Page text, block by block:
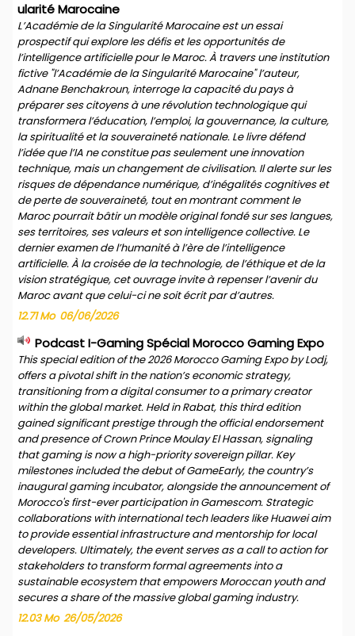
ularité Marocaine
L’Académie de la Singularité Marocaine est un essai
prospectif qui explore les défis et les opportunités de
l’intelligence artificielle pour le Maroc. À travers une institution
fictive "l’Académie de la Singularité Marocaine" l’auteur,
Adnane Benchakroun, interroge la capacité du pays à
préparer ses citoyens à une révolution technologique qui
transformera l’éducation, l’emploi, la gouvernance, la culture,
la spiritualité et la souveraineté nationale. Le livre défend
l’idée que l’IA ne constitue pas seulement une innovation
technique, mais un changement de civilisation. Il alerte sur les
risques de dépendance numérique, d’inégalités cognitives et
de perte de souveraineté, tout en montrant comment le
Maroc pourrait bâtir un modèle original fondé sur ses langues,
ses territoires, ses valeurs et son intelligence collective. Le
dernier examen de l’humanité à l’ère de l’intelligence
artificielle. À la croisée de la technologie, de l’éthique et de la
vision stratégique, cet ouvrage invite à repenser l’avenir du
Maroc avant que celui-ci ne soit écrit par d’autres.
12.71 Mo 06/06/2026
Podcast I-Gaming Spécial Morocco Gaming Expo
This special edition of the 2026 Morocco Gaming Expo by Lodj,
offers a pivotal shift in the nation’s economic strategy,
transitioning from a digital consumer to a primary creator
within the global market. Held in Rabat, this third edition
gained significant prestige through the official endorsement
and presence of Crown Prince Moulay El Hassan, signaling
that gaming is now a high-priority sovereign pillar. Key
milestones included the debut of GameEarly, the country’s
inaugural gaming incubator, alongside the announcement of
Morocco's first-ever participation in Gamescom. Strategic
collaborations with international tech leaders like Huawei aim
to provide essential infrastructure and mentorship for local
developers. Ultimately, the event serves as a call to action for
stakeholders to transform formal agreements into a
sustainable ecosystem that empowers Moroccan youth and
secures a share of the massive global gaming industry.
12.03 Mo 26/05/2026